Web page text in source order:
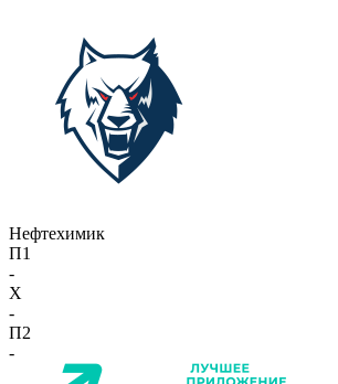
Нефтехимик
П1
-
X
-
П2
-